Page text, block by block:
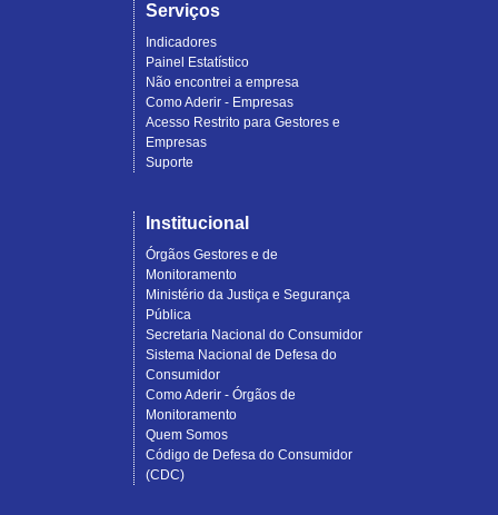
Serviços
Indicadores
Painel Estatístico
Não encontrei a empresa
Como Aderir - Empresas
Acesso Restrito para Gestores e
Empresas
Suporte
Institucional
Órgãos Gestores e de
Monitoramento
Ministério da Justiça e Segurança
Pública
Secretaria Nacional do Consumidor
Sistema Nacional de Defesa do
Consumidor
Como Aderir - Órgãos de
Monitoramento
Quem Somos
Código de Defesa do Consumidor
(CDC)